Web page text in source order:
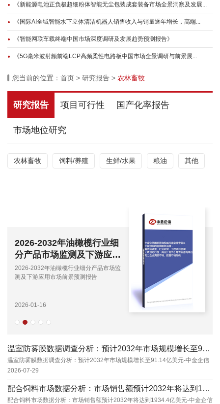
《新能源电池正负极超细粉体智能无尘包装成套装备市场全景洞察及发展...
《国际AI全域智能水下立体清洁机器人销售收入与销量逐年增长，高端...
《智能网联车载终端中国市场深度调研及发展趋势预测报告》
《5G毫米波射频前端LCP高频柔性电路板中国市场全景调研与前景展...
您当前的位置： 首页 > 研究报告 > 农林畜牧
研究报告 项目可行性 国产化率报告
市场地位研究
农林畜牧 饲料/养殖 生鲜/水果 粮油 其他
2026-2032年油橄榄行业细
分产品市场监测及下游应用
市场前景预测报告
2026-2032年油橄榄行业细分产品市场监
测及下游应用市场前景预测报告
2026-01-16
温室防雾膜数据调查分析：预计2032年市场规模增长至91.14亿美元-中金企信
温室防雾膜数据调查分析：预计2032年市场规模增长至91.14亿美元-中金企信
2026-07-29
配合饲料市场数据分析：市场销售额预计2032年将达到1934.4亿美元-中金企信
配合饲料市场数据分析：市场销售额预计2032年将达到1934.4亿美元-中金企信